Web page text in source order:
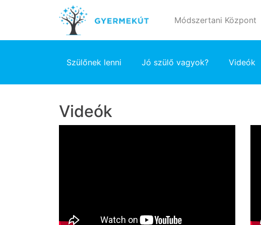
Módszertani Központ
Szülőnek lenni Jó szülő vagyok? Videók
Videók